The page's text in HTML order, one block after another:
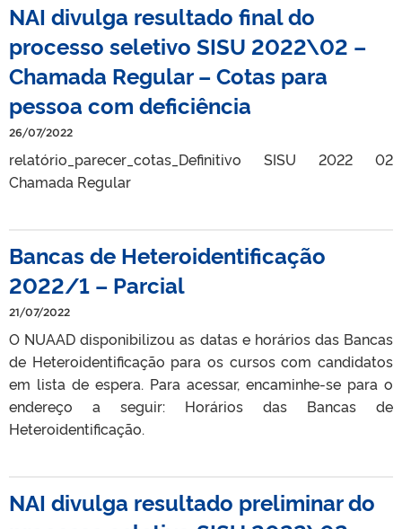
NAI divulga resultado final do
processo seletivo SISU 2022\02 –
Chamada Regular – Cotas para
pessoa com deficiência
26/07/2022
relatório_parecer_cotas_Definitivo SISU 2022 02
Chamada Regular
Bancas de Heteroidentificação
2022/1 – Parcial
21/07/2022
O NUAAD disponibilizou as datas e horários das Bancas
de Heteroidentificação para os cursos com candidatos
em lista de espera. Para acessar, encaminhe-se para o
endereço a seguir: Horários das Bancas de
Heteroidentificação.
NAI divulga resultado preliminar do